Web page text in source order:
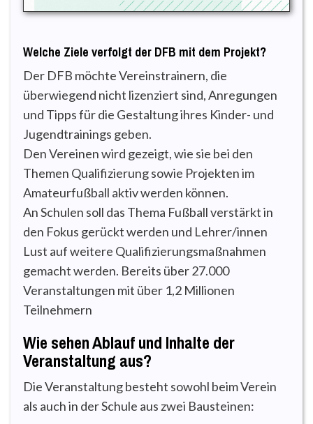
Welche Ziele verfolgt der DFB mit dem Projekt?
Der DFB möchte Vereinstrainern, die
überwiegend nicht lizenziert sind, Anregungen
und Tipps für die Gestaltung ihres Kinder- und
Jugendtrainings geben.
Den Vereinen wird gezeigt, wie sie bei den
Themen Qualifizierung sowie Projekten im
Amateurfußball aktiv werden können.
An Schulen soll das Thema Fußball verstärkt in
den Fokus gerückt werden und Lehrer/innen
Lust auf weitere Qualifizierungsmaßnahmen
gemacht werden. Bereits über 27.000
Veranstaltungen mit über 1,2 Millionen
Teilnehmern
Wie sehen Ablauf und Inhalte der
Veranstaltung aus?
Die Veranstaltung besteht sowohl beim Verein
als auch in der Schule aus zwei Bausteinen: